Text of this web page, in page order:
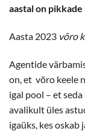
aastal on pikkade
Aasta 2023 võro
Agentide
on, et võro keele
igal pool – et
avalikult üles
igaüks, kes oskab